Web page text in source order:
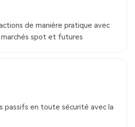
de manière pratique avec
marchés spot et futures
passifs en toute sécurité avec la